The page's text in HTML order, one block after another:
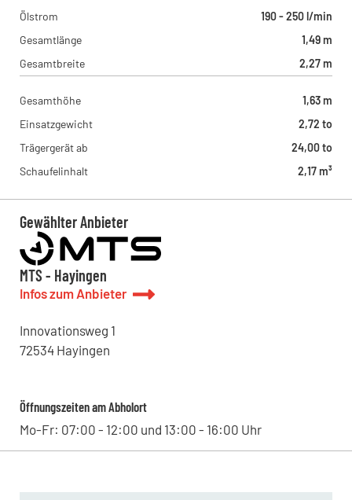
Ölstrom
190 - 250 l/min
Gesamtlänge
1,49 m
Gesamtbreite
2,27 m
Gesamthöhe
1,63 m
Einsatzgewicht
2,72 to
Trägergerät ab
24,00 to
Schaufelinhalt
2,17 m³
Gewählter Anbieter
MTS - Hayingen
Infos zum Anbieter
Innovationsweg 1
72534 Hayingen
Öffnungszeiten am Abholort
Mo-Fr: 07:00 - 12:00 und 13:00 - 16:00 Uhr